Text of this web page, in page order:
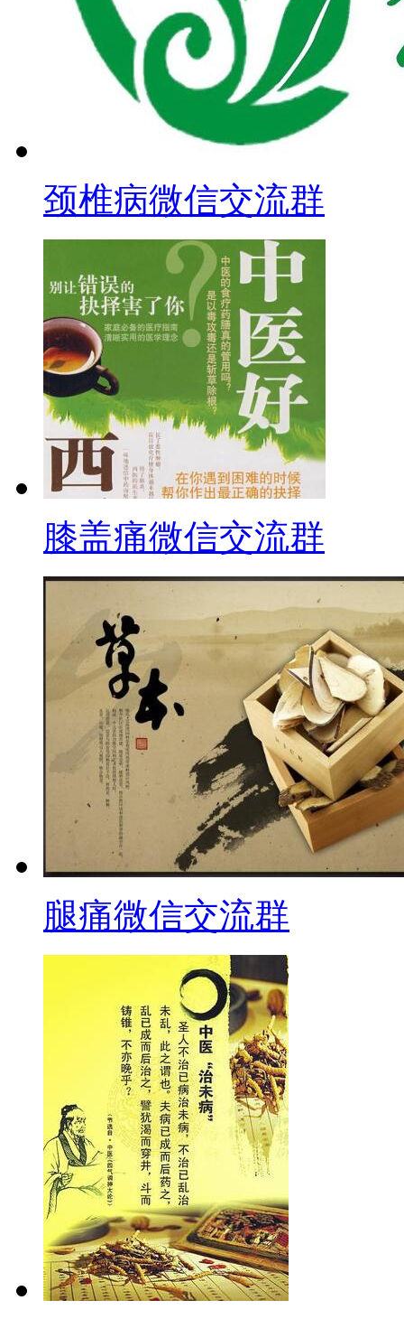
颈椎病微信交流群
膝盖痛微信交流群
腿痛微信交流群